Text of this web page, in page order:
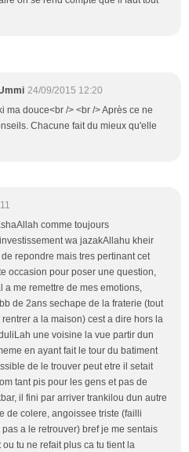
24/09/2015 12:20
ma douce<br /> <br /> Après ce ne
Chacune fait du mieux qu'elle
comme toujours
wa jazakAllahu kheir
repondre mais tres pertinant cet
occasion pour poser une question,
a me remettre de mes emotions,
de 2ans sechape de la fraterie (tout
a la maison) cest a dire hors la
une voisine la vue partir dun
en ayant fait le tour du batiment
de le trouver peut etre il setait
tant pis pour les gens et pas de
il fini par arriver trankilou dun autre
de colere, angoissee triste (failli
a le retrouver) bref je me sentais
tu ne refait plus ca tu tient la